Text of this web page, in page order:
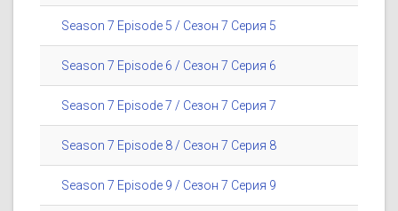
Season 7 Episode 5 / Сезон 7 Серия 5
Season 7 Episode 6 / Сезон 7 Серия 6
Season 7 Episode 7 / Сезон 7 Серия 7
Season 7 Episode 8 / Сезон 7 Серия 8
Season 7 Episode 9 / Сезон 7 Серия 9